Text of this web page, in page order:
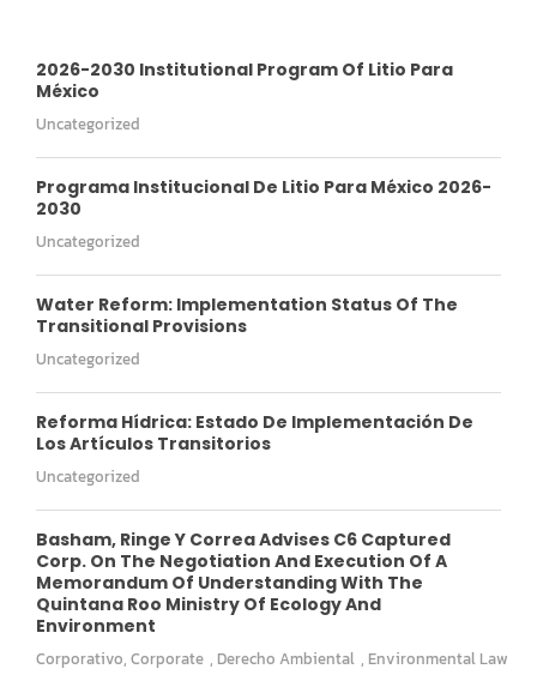
2026-2030 Institutional Program Of Litio Para
México
Uncategorized
Programa Institucional De Litio Para México 2026-
2030
Uncategorized
Water Reform: Implementation Status Of The
Transitional Provisions
Uncategorized
Reforma Hídrica: Estado De Implementación De
Los Artículos Transitorios
Uncategorized
Basham, Ringe Y Correa Advises C6 Captured
Corp. On The Negotiation And Execution Of A
Memorandum Of Understanding With The
Quintana Roo Ministry Of Ecology And
Environment
Corporativo, Corporate , Derecho Ambiental , Environmental Law